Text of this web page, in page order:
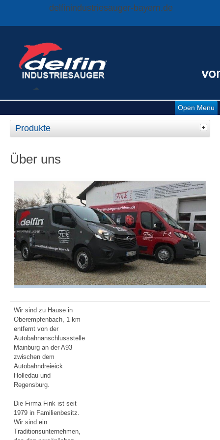
Open Menu
delfinindustriesauger-bayern.de
Produkte
Über uns
Wir sind zu Hause in
Oberempfenbach, 1 km
entfernt von der
Autobahnanschlussstelle
Mainburg an der A93
zwischen dem
Autobahndreieick
Holledau und
Regensburg.
Die Firma Fink ist seit
1979 in Familienbesitz.
Wir sind ein
Traditionsunternehmen,